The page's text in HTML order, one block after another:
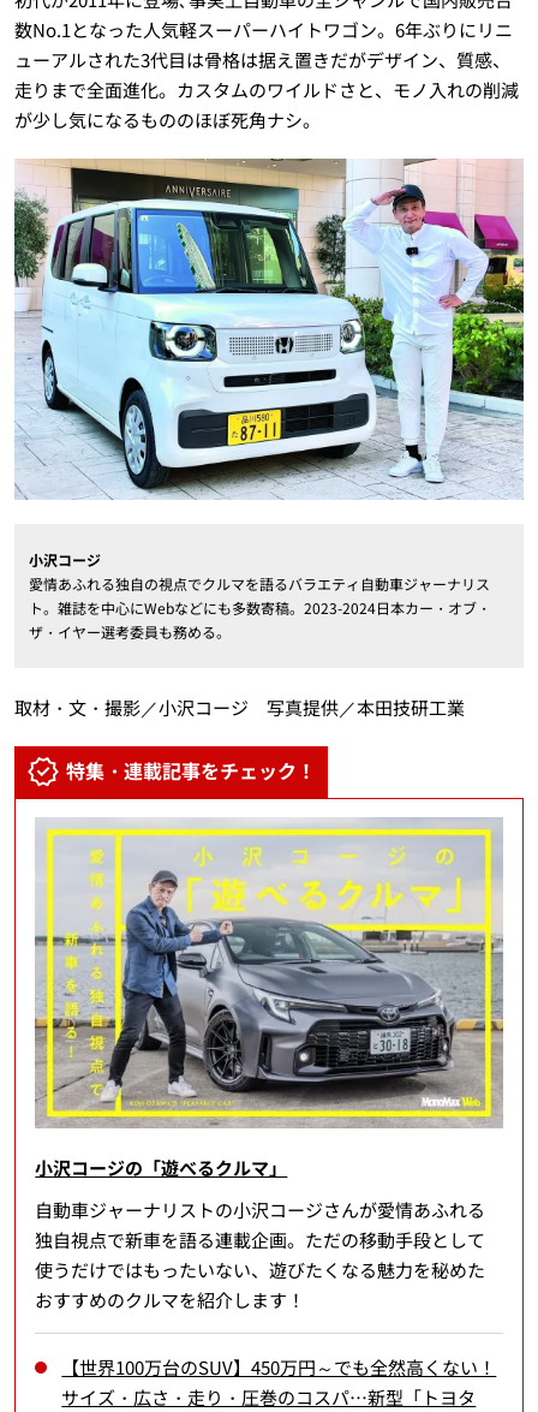
数No.1となった人気軽スーパーハイトワゴン。6年ぶりにリニ
ューアルされた3代目は骨格は据え置きだがデザイン、質感、
走りまで全面進化。カスタムのワイルドさと、モノ入れの削減
が少し気になるもののほぼ死角ナシ。
小沢コージ
愛情あふれる独自の視点でクルマを語るバラエティ自動車ジャーナリス
ト。雑誌を中心にWebなどにも多数寄稿。2023-2024日本カー・オブ・
ザ・イヤー選考委員も務める。
取材・文・撮影／小沢コージ 写真提供／本田技研工業
特集・連載記事をチェック！
小沢コージの「遊べるクルマ」
自動車ジャーナリストの小沢コージさんが愛情あふれる
独自視点で新車を語る連載企画。ただの移動手段として
使うだけではもったいない、遊びたくなる魅力を秘めた
おすすめのクルマを紹介します！
【世界100万台のSUV】450万円～でも全然高くない！
サイズ・広さ・走り・圧巻のコスパ…新型「トヨタ